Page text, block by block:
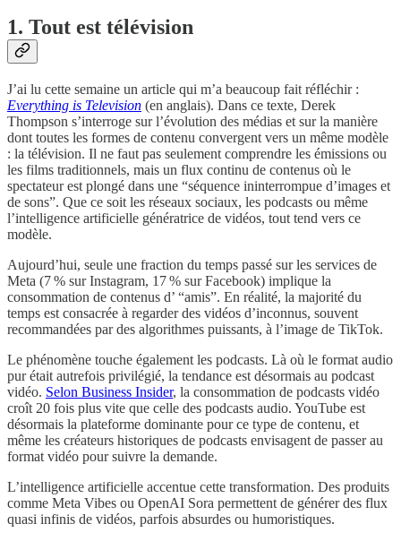
1. Tout est télévision
J’ai lu cette semaine un article qui m’a beaucoup fait réfléchir :
Everything is Television (en anglais). Dans ce texte, Derek
Thompson s’interroge sur l’évolution des médias et sur la manière
dont toutes les formes de contenu convergent vers un même modèle
: la télévision. Il ne faut pas seulement comprendre les émissions ou
les films traditionnels, mais un flux continu de contenus où le
spectateur est plongé dans une “séquence ininterrompue d’images et
de sons”. Que ce soit les réseaux sociaux, les podcasts ou même
l’intelligence artificielle génératrice de vidéos, tout tend vers ce
modèle.
Aujourd’hui, seule une fraction du temps passé sur les services de
Meta (7 % sur Instagram, 17 % sur Facebook) implique la
consommation de contenus d’ “amis”. En réalité, la majorité du
temps est consacrée à regarder des vidéos d’inconnus, souvent
recommandées par des algorithmes puissants, à l’image de TikTok.
Le phénomène touche également les podcasts. Là où le format audio
pur était autrefois privilégié, la tendance est désormais au podcast
vidéo. Selon Business Insider, la consommation de podcasts vidéo
croît 20 fois plus vite que celle des podcasts audio. YouTube est
désormais la plateforme dominante pour ce type de contenu, et
même les créateurs historiques de podcasts envisagent de passer au
format vidéo pour suivre la demande.
L’intelligence artificielle accentue cette transformation. Des produits
comme Meta Vibes ou OpenAI Sora permettent de générer des flux
quasi infinis de vidéos, parfois absurdes ou humoristiques.